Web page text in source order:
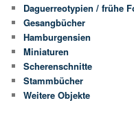
Daguerreotypien / frühe
Gesangbücher
Hamburgensien
Miniaturen
Scherenschnitte
Stammbücher
Weitere Objekte